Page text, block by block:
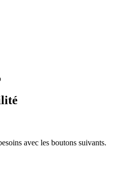
avec les boutons suivants.